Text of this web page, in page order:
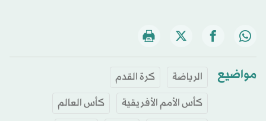
مواضيع الرياضة
كرة القدم
كأس الأمم الأفريقية
كأس العالم